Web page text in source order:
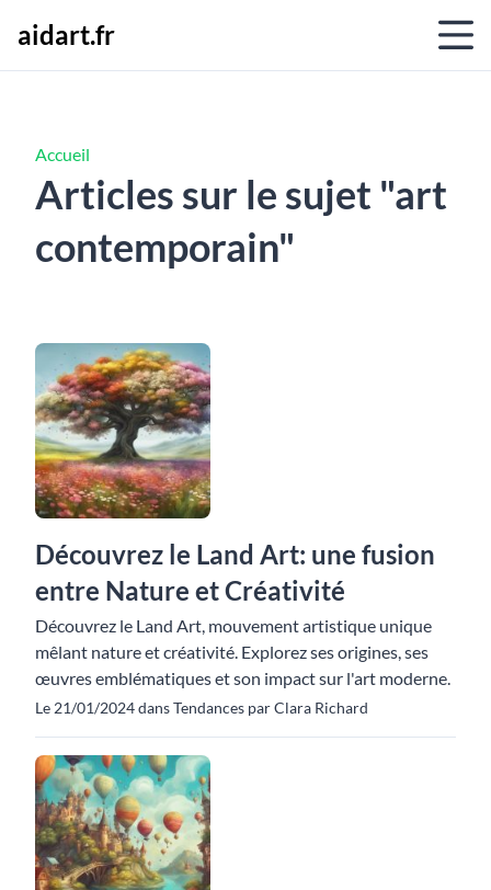
aidart.fr
Accueil
Articles sur le sujet "art
contemporain"
Découvrez le Land Art: une fusion
entre Nature et Créativité
Découvrez le Land Art, mouvement artistique unique
mêlant nature et créativité. Explorez ses origines, ses
œuvres emblématiques et son impact sur l'art moderne.
Le 21/01/2024 dans Tendances par Clara Richard